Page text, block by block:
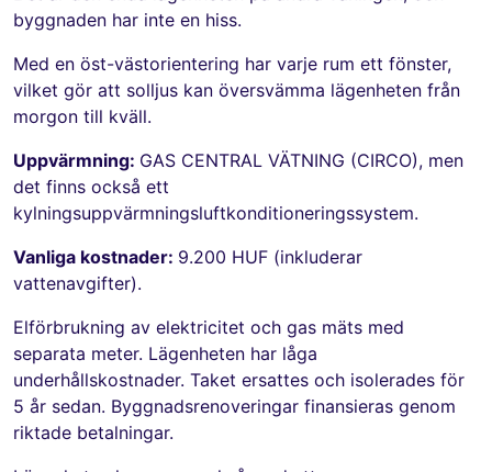
byggnaden har inte en hiss.
Med en öst-västorientering har varje rum ett fönster,
vilket gör att solljus kan översvämma lägenheten från
morgon till kväll.
Uppvärmning: GAS CENTRAL VÄTNING (CIRCO), men
det finns också ett
kylningsuppvärmningsluftkonditioneringssystem.
Vanliga kostnader: 9.200 HUF (inkluderar
vattenavgifter).
Elförbrukning av elektricitet och gas mäts med
separata meter. Lägenheten har låga
underhållskostnader. Taket ersattes och isolerades för
5 år sedan. Byggnadsrenoveringar finansieras genom
riktade betalningar.